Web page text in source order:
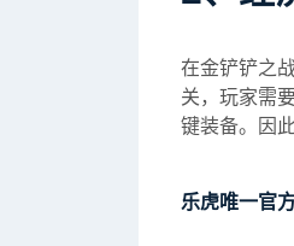
在金铲铲之
关，玩家需
键装备。因
乐虎唯一官